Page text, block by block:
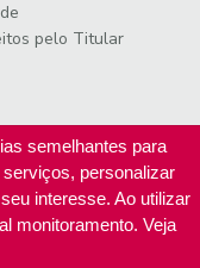
pelo Titular
semelhantes para
personalizar
interesse. Ao utilizar
monitoramento. Veja